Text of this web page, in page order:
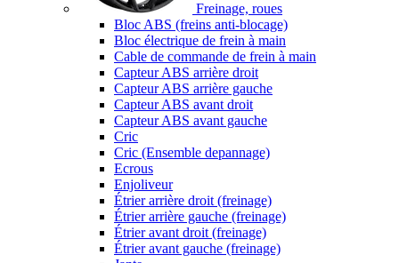
Freinage, roues
Bloc ABS (freins anti-blocage)
Bloc électrique de frein à main
Cable de commande de frein à main
Capteur ABS arrière droit
Capteur ABS arrière gauche
Capteur ABS avant droit
Capteur ABS avant gauche
Cric
Cric (Ensemble depannage)
Ecrous
Enjoliveur
Étrier arrière droit (freinage)
Étrier arrière gauche (freinage)
Étrier avant droit (freinage)
Étrier avant gauche (freinage)